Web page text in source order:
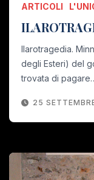
ARTICOLI
Ilarotragedia.
degli Esteri) del
trovata di
25